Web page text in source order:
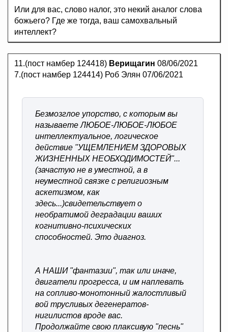
Или для вас, слово налог, это некий аналог слова
божьего? Где же тогда, ваш самохвальный
интеллект?
11.(пост намбер 124418) Верищагин 08/06/2021
7.(пост намбер 124414) Роб Элян 07/06/2021
Безмозглое упорство, с которым вы
называете ЛЮБОЕ-ЛЮБОЕ-ЛЮБОЕ
интеллектуальное, логическое
действие "УЩЕМЛЕНИЕМ ЗДОРОВЫХ
ЖИЗНЕННЫХ НЕОБХОДИМОСТЕЙ"...
(зачастую не в уместной, а в
неуместной связке с религиозным
аскетизмом, как
здесь...)свидетельствует о
необратимой деградации ваших
когнитивно-психических
способностей. Это диагноз.
А НАШИ "фантазии", так или иначе,
двигатели прогресса, и им наплевать
на сопливо-монотонный жалостливый
вой трусливых дегенератов-
нигилистов вроде вас.
Продолжайте свою плаксивую "песнь"